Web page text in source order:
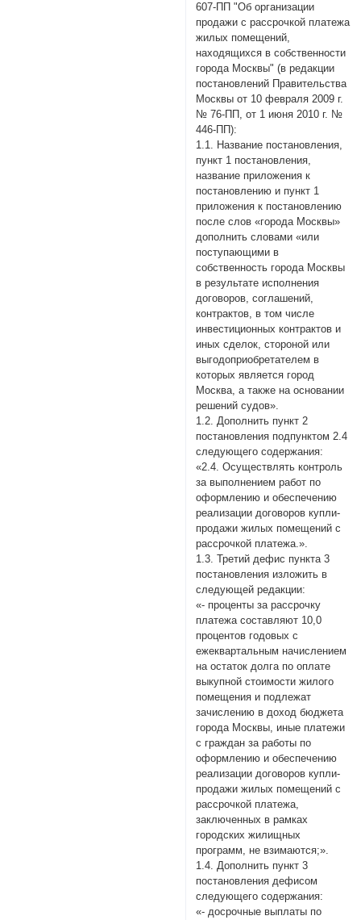
607-ПП "Об организации
продажи с рассрочкой платежа
жилых помещений,
находящихся в собственности
города Москвы" (в редакции
постановлений Правительства
Москвы от 10 февраля 2009 г.
№ 76-ПП, от 1 июня 2010 г. №
446-ПП):
1.1. Название постановления,
пункт 1 постановления,
название приложения к
постановлению и пункт 1
приложения к постановлению
после слов «города Москвы»
дополнить словами «или
поступающими в
собственность города Москвы
в результате исполнения
договоров, соглашений,
контрактов, в том числе
инвестиционных контрактов и
иных сделок, стороной или
выгодоприобретателем в
которых является город
Москва, а также на основании
решений судов».
1.2. Дополнить пункт 2
постановления подпунктом 2.4
следующего содержания:
«2.4. Осуществлять контроль
за выполнением работ по
оформлению и обеспечению
реализации договоров купли-
продажи жилых помещений с
рассрочкой платежа.».
1.3. Третий дефис пункта 3
постановления изложить в
следующей редакции:
«- проценты за рассрочку
платежа составляют 10,0
процентов годовых с
ежеквартальным начислением
на остаток долга по оплате
выкупной стоимости жилого
помещения и подлежат
зачислению в доход бюджета
города Москвы, иные платежи
с граждан за работы по
оформлению и обеспечению
реализации договоров купли-
продажи жилых помещений с
рассрочкой платежа,
заключенных в рамках
городских жилищных
программ, не взимаются;».
1.4. Дополнить пункт 3
постановления дефисом
следующего содержания:
«- досрочные выплаты по